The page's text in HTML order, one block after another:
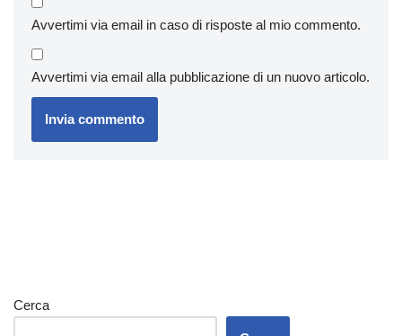
Avvertimi via email in caso di risposte al mio commento.
Avvertimi via email alla pubblicazione di un nuovo articolo.
Cerca